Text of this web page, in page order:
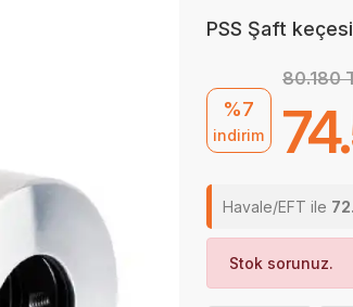
PSS Şaft
%7
indirim
80.180
Havale/EFT ile
Stok sorunuz.